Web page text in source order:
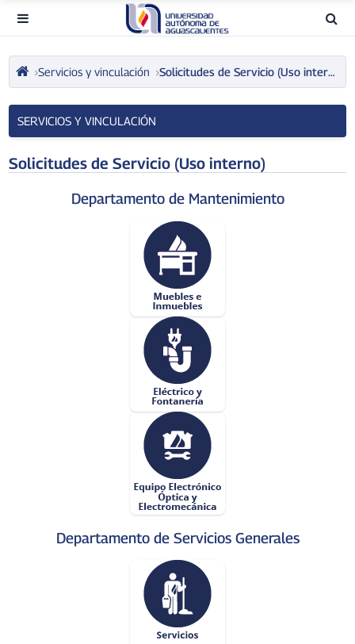
Servicios y vinculación Solicitudes de Servicio (Uso interno)
SERVICIOS Y VINCULACIÓN
Solicitudes de Servicio (Uso interno)
Departamento de Mantenimiento
Departamento de Servicios Generales